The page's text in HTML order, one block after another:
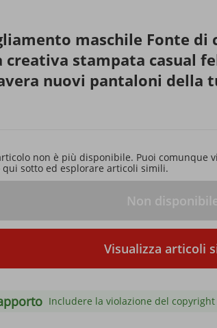
maschile Fonte di
creativa stampata casual
nuovi pantaloni della
non è più disponibile. Puoi comunque
sotto ed esplorare articoli simili.
Non
Visualizza articoli
Includere la violazione del copyright